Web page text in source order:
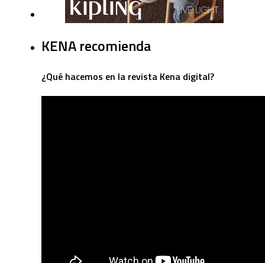
KENA recomienda
¿Qué hacemos en la revista Kena digital?